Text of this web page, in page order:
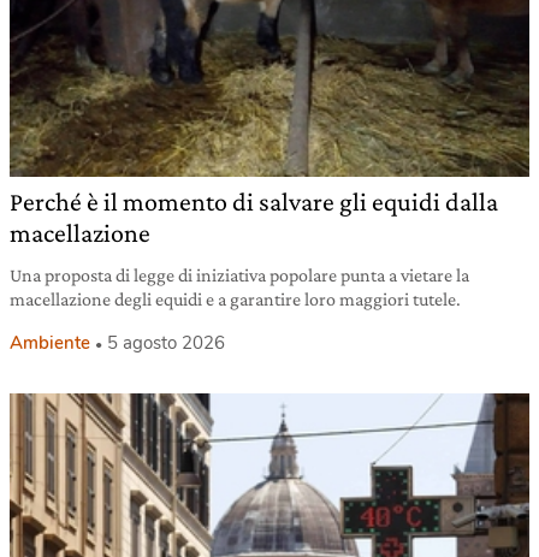
Perché è il momento di salvare gli equidi dalla
macellazione
Una proposta di legge di iniziativa popolare punta a vietare la
macellazione degli equidi e a garantire loro maggiori tutele.
Ambiente 5 agosto 2026